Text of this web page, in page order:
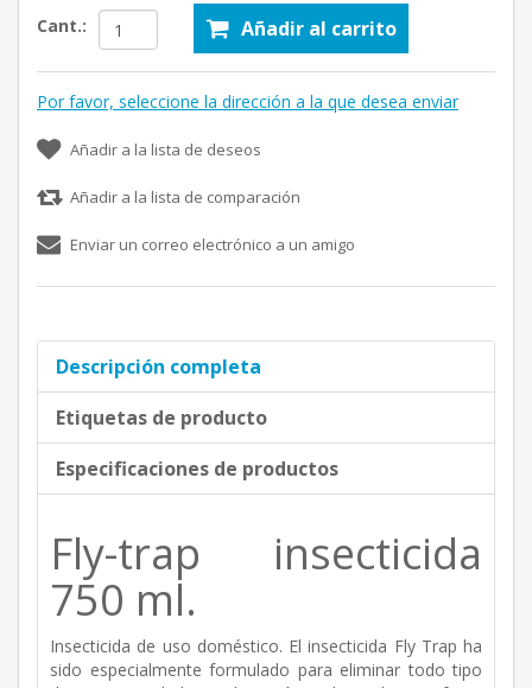
Cant.: Añadir al carrito
Por favor, seleccione la dirección a la que desea enviar
Añadir a la lista de deseos
Añadir a la lista de comparación
Enviar un correo electrónico a un amigo
Descripción completa
Etiquetas de producto
Especificaciones de productos
Fly-trap insecticida
750 ml.
Insecticida de uso doméstico. El insecticida Fly Trap ha
sido especialmente formulado para eliminar todo tipo